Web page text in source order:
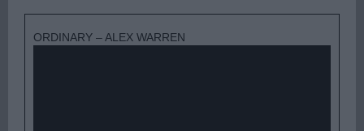
ORDINARY – ALEX WARREN